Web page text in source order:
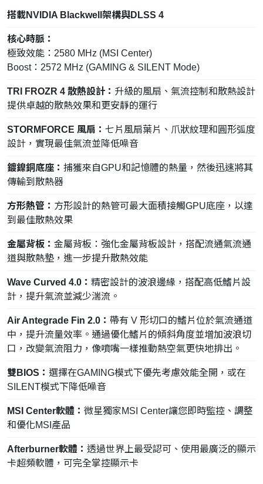
搭載NVIDIA Blackwell架構與DLSS 4
核心時脈：
極致效能：2580 MHz (MSI Center)
Boost：2572 MHz (GAMING & SILENT Mode)
TRI FROZR 4 散熱設計： 升級的風扇、氣流控制和散熱設計
提供卓越的散熱效果和更安靜的運行
STORMFORCE 風扇： 七片風扇葉片、爪狀紋理和圓形弧度
設計，實現最佳氣流並降低噪音
鍍鎳銅底座： 捕獲來自GPU和記憶體的熱量，然後迅速將其
傳輸到散熱器
方形熱管： 方形設計的熱管可最大面積接觸GPU底座，以達
到最佳散熱效果
金屬背板： 金屬背板：強化金屬背板設計，搭配流通氣流通
道與散熱墊，進一步提升散熱效能
Wave Curved 4.0： 精密設計的波浪邊緣，搭配高低鰭片設
計，提升氣流並減少湍流。
Air Antegrade Fin 2.0： 帶有 V 形切口的鰭片位於氣流通道
中，提升流量效率。通過優化鰭片的傾斜角度並增加波浪切
口，改變氣流阻力，像噴嘴一樣推動熱空氣更快地排出。
雙BIOS： 選擇在GAMING模式下優先考慮效能全開，或在
SILENT模式下降低噪音
MSI Center軟體： 微星獨家MSI Center讓您即時監控、調整
和優化MSI產品
Afterburner軟體： 透過世界上最受認可、使用最廣泛的顯示
卡超頻軟體，可完全掌控顯示卡